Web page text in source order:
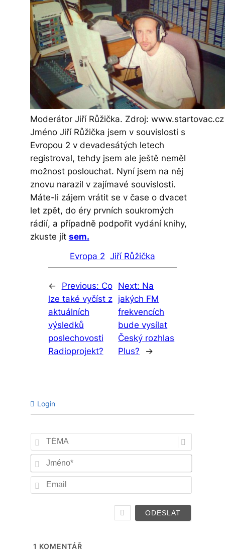
Moderátor Jiří Růžička. Zdroj: www.startovac.cz
Jméno Jiří Růžička jsem v souvislosti s
Evropou 2 v devadesátých letech
registroval, tehdy jsem ale ještě neměl
možnost poslouchat. Nyní jsem na něj
znovu narazil v zajímavé souvislosti.
Máte-li zájem vrátit se v čase o dvacet
let zpět, do éry prvních soukromých
rádií, a případně podpořit vydání knihy,
zkuste jít sem.
Evropa 2 Jiří Růžička
← Previous: Co
lze také vyčíst z
aktuálních
výsledků
poslechovosti
Radioprojekt?
Next: Na
jakých FM
frekvencích
bude vysílat
Český rozhlas
Plus?
→
Login
Jméno*
1 KOMENTÁŘ